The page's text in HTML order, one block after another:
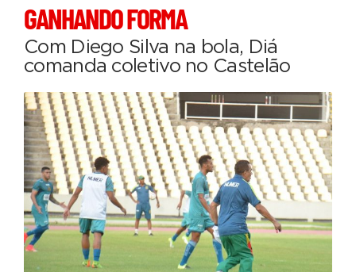
GANHANDO FORMA
Com Diego Silva na bola, Diá
comanda coletivo no Castelão